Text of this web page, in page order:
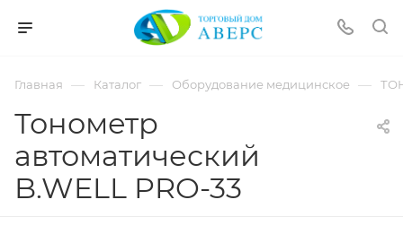
Главная — Каталог — Оборудование медицинское —
Тонометр
автоматический
B.WELL PRO-33
pornspider.info
xnxx